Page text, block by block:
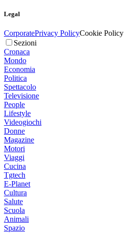
Legal
CorporatePrivacy PolicyCookie Policy
Sezioni
Cronaca
Mondo
Economia
Politica
Spettacolo
Televisione
People
Lifestyle
Videogiochi
Donne
Magazine
Motori
Viaggi
Cucina
Tgtech
E-Planet
Cultura
Salute
Scuola
Animali
Spazio